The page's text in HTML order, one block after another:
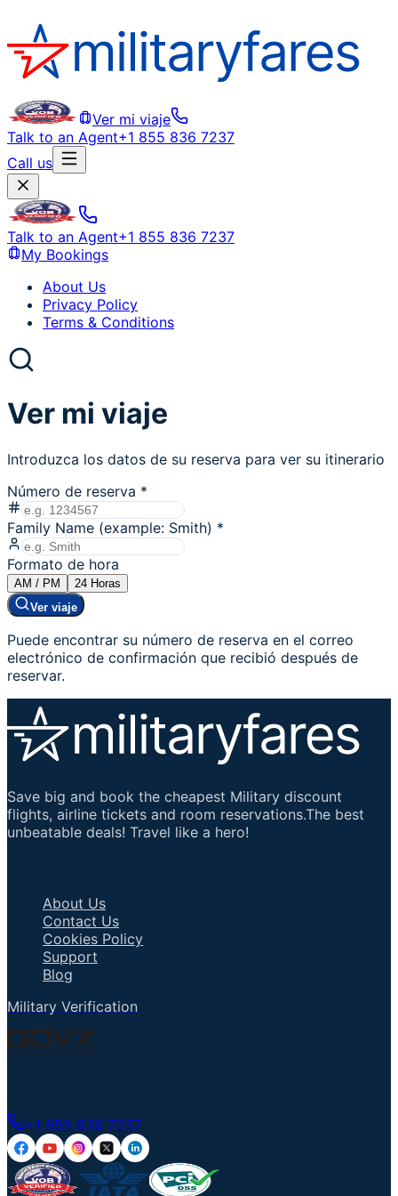
Ver mi viaje
Talk to an Agent+1 855 836 7237
Call us
Talk to an Agent+1 855 836 7237
My Bookings
About Us
Privacy Policy
Terms & Conditions
Ver mi viaje
Introduzca los datos de su reserva para ver su itinerario
Número de reserva *
Family Name (example: Smith) *
Formato de hora
AM / PM 24 Horas
Ver viaje
Puede encontrar su número de reserva en el correo
electrónico de confirmación que recibió después de
reservar.
Save big and book the cheapest Military discount
flights, airline tickets and room reservations.The best
unbeatable deals! Travel like a hero!
About Us
Contact Us
Cookies Policy
Support
Blog
Military Verification
+1 855 836 7237